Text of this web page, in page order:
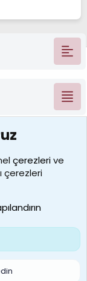
çerezlerive
çerezleri